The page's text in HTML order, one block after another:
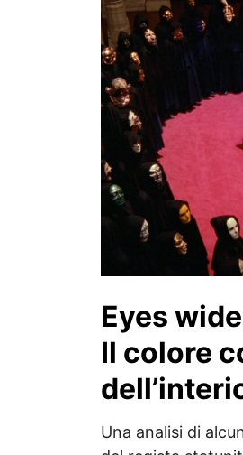
Eyes
Il colore
Una analisi di